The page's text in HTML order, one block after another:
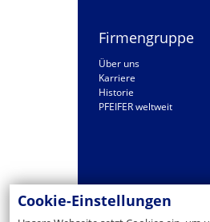
Firmengruppe
Über uns
Karriere
Historie
PFEIFER weltweit
Cookie-Einstellungen